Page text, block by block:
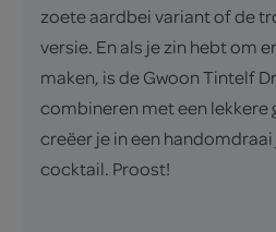
zoete aardbei variant of de
versie. En als je zin hebt om
maken, is de Gwoon Tintelf
combineren met een lekkere
creëer je in een
cocktail. Proost!